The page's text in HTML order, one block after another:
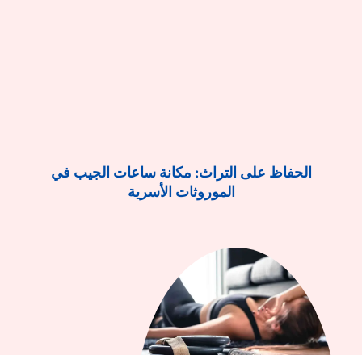
الحفاظ على التراث: مكانة ساعات الجيب في
الموروثات الأسرية